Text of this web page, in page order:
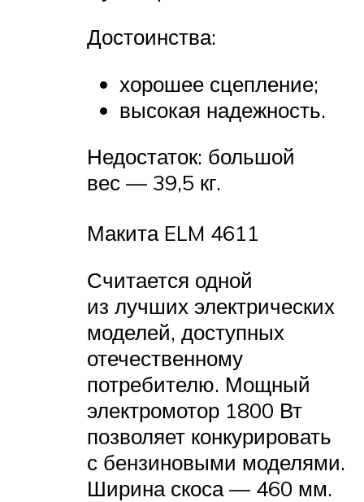
Достоинства:
хорошее сцепление;
высокая надежность.
Недостаток: большой
вес — 39,5 кг.
Макита ELM 4611
Считается одной
из лучших электрических
моделей, доступных
отечественному
потребителю. Мощный
электромотор 1800 Вт
позволяет конкурировать
с бензиновыми моделями.
Ширина скоса — 460 мм.